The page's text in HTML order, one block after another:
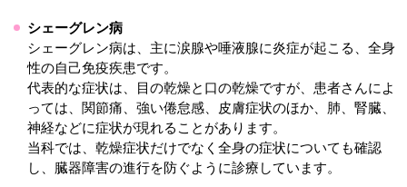
シェーグレン病
シェーグレン病は、主に涙腺や唾液腺に炎症が起こる、全身
性の自己免疫疾患です。
代表的な症状は、目の乾燥と口の乾燥ですが、患者さんによ
っては、関節痛、強い倦怠感、皮膚症状のほか、肺、腎臓、
神経などに症状が現れることがあります。
当科では、乾燥症状だけでなく全身の症状についても確認
し、臓器障害の進行を防ぐように診療しています。